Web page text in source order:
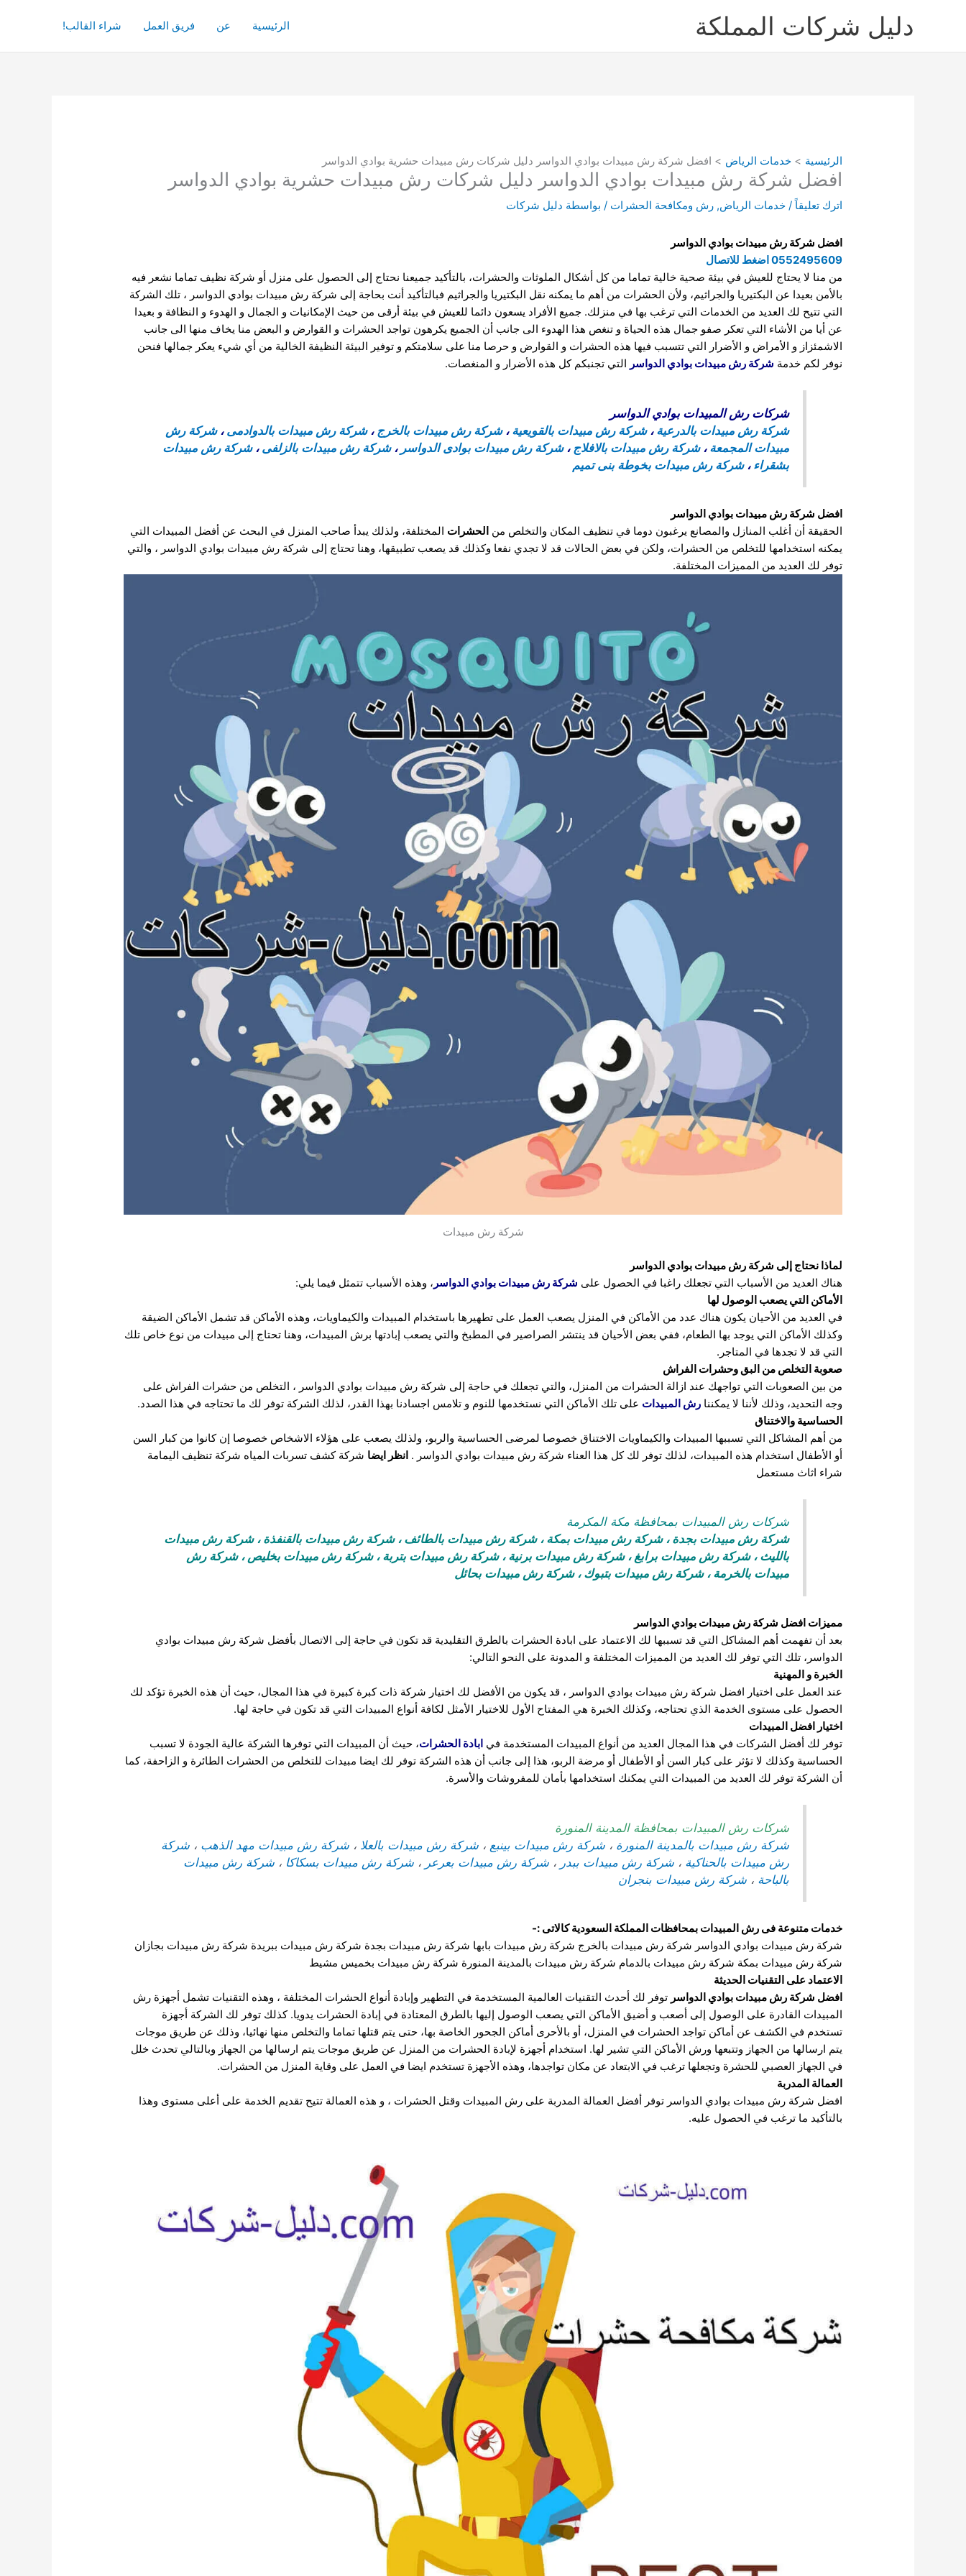
دليل شركات المملكة الرئيسية عن فريق العمل شراء القالب!
الرئيسية خدمات الرياض افضل شركة رش مبيدات بوادي الدواسر دليل شركات رش مبيدات حشرية بوادي الدواسر
افضل شركة رش مبيدات بوادي الدواسر دليل شركات رش مبيدات حشرية بوادي الدواسر
اترك تعليقاً /خدمات الرياض,رش ومكافحة الحشرات / بواسطة دليل شركات
افضل شركة رش مبيدات بوادي الدواسر
0552495609 اضغط للاتصال
من منا لا يحتاج للعيش في بيئة صحية خالية تماما من كل أشكال الملوثات والحشرات، بالتأكيد جميعنا نحتاج إلى الحصول على منزل أو شركة نظيف تماما نشعر فيه
بالأمن بعيدا عن البكتيريا والجراثيم، ولأن الحشرات من أهم ما يمكنه نقل البكتيريا والجراثيم فبالتأكيد أنت بحاجة إلى شركة رش مبيدات بوادي الدواسر ، تلك الشركة
التي تتيح لك العديد من الخدمات التي ترغب بها في منزلك. جميع الأفراد يسعون دائما للعيش في بيئة أرقى من حيث الإمكانيات و الجمال و الهدوء و النظافة و بعيدا
عن أيا من الأشاء التي تعكر صفو جمال هذه الحياة و تنغص هذا الهدوء الى جانب أن الجميع يكرهون تواجد الحشرات و القوارض و البعض منا يخاف منها الى جانب
الاشمئزاز و الأمراض و الأضرار التي تتسبب فيها هذه الحشرات و القوارض و حرصا منا على سلامتكم و توفير البيئة النظيفة الخالية من أي شيء يعكر جمالها فنحن
نوفر لكم خدمة شركة رش مبيدات بوادي الدواسر التي تجنبكم كل هذه الأضرار و المنغصات.
شركات رش المبيدات بوادي الدواسر
شركة رش مبيدات بالدرعية ، شركة رش مبيدات بالقويعية ،شركة رش مبيدات بالخرج ،شركة رش مبيدات بالدوادمى ،شركة رش
مبيدات المجمعة ،شركة رش مبيدات بالافلاج ، شركة رش مبيدات بوادى الدواسر ،شركة رش مبيدات بالزلفى ،شركة رش مبيدات
بشقراء ،شركة رش مبيدات بخوطة بنى تميم
افضل شركة رش مبيدات بوادي الدواسر
الحقيقة أن أغلب المنازل والمصانع يرغبون دوما في تنظيف المكان والتخلص من الحشرات المختلفة، ولذلك يبدأ صاحب المنزل في البحث عن أفضل المبيدات التي
يمكنه استخدامها للتخلص من الحشرات، ولكن في بعض الحالات قد لا تجدي نفعا وكذلك قد يصعب تطبيقها، وهنا تحتاج إلى شركة رش مبيدات بوادي الدواسر ، والتي
توفر لك العديد من المميزات المختلفة.
شركة رش مبيدات
لماذا نحتاج إلى شركة رش مبيدات بوادي الدواسر
هناك العديد من الأسباب التي تجعلك راغبا في الحصول على شركة رش مبيدات بوادي الدواسر ، وهذه الأسباب تتمثل فيما يلي:
الأماكن التي يصعب الوصول لها
في العديد من الأحيان يكون هناك عدد من الأماكن في المنزل يصعب العمل على تطهيرها باستخدام المبيدات والكيماويات، وهذه الأماكن قد تشمل الأماكن الضيقة
وكذلك الأماكن التي يوجد بها الطعام، ففي بعض الأحيان قد ينتشر الصراصير في المطبخ والتي يصعب إبادتها برش المبيدات، وهنا تحتاج إلى مبيدات من نوع خاص تلك
التي قد لا تجدها في المتاجر.
صعوبة التخلص من البق وحشرات الفراش
من بين الصعوبات التي تواجهك عند ازالة الحشرات من المنزل، والتي تجعلك في حاجة إلى شركة رش مبيدات بوادي الدواسر ، التخلص من حشرات الفراش على
وجه التحديد، وذلك لأننا لا يمكننارش المبيدات على تلك الأماكن التي نستخدمها للنوم و تلامس اجسادنا بهذا القدر، لذلك الشركة توفر لك ما تحتاجه في هذا الصدد.
الحساسية والاختناق
من أهم المشاكل التي تسببها المبيدات والكيماويات الاختناق خصوصا لمرضى الحساسية والربو، ولذلك يصعب على هؤلاء الاشخاص خصوصا إن كانوا من كبار السن
أو الأطفال استخدام هذه المبيدات، لذلك توفر لك كل هذا العناء شركة رش مبيدات بوادي الدواسر .انظر ايضا شركة كشف تسربات المياه شركة تنظيف اليمامة
شراء اثاث مستعمل
شركات رش المبيدات بمحافظة مكة المكرمة
شركة رش مبيدات بجدة ،شركة رش مبيدات بمكة ،شركة رش مبيدات بالطائف ،شركة رش مبيدات بالقنفذة ، شركة رش مبيدات
بالليث ، شركة رش مبيدات برابغ ،شركة رش مبيدات برنية ،شركة رش مبيدات بتربة ،شركة رش مبيدات بخليص ،شركة رش
مبيدات بالخرمة ، شركة رش مبيدات بتبوك ،شركة رش مبيدات بحائل
مميزات افضل شركة رش مبيدات بوادي الدواسر
بعد أن تفهمت أهم المشاكل التي قد تسببها لك الاعتماد على ابادة الحشرات بالطرق التقليدية قد تكون في حاجة إلى الاتصال بأفضل شركة رش مبيدات بوادي
الدواسر، تلك التي توفر لك العديد من المميزات المختلفة و المدونة على النحو التالي:
الخبرة و المهنية
عند العمل على اختيار افضل شركة رش مبيدات بوادي الدواسر ، قد يكون من الأفضل لك اختيار شركة ذات كبرة كبيرة في هذا المجال، حيث أن هذه الخبرة تؤكد لك
الحصول على مستوى الخدمة الذي تحتاجه، وكذلك الخبرة هي المفتاح الأول للاختيار الأمثل لكافة أنواع المبيدات التي قد تكون في حاجة لها.
اختيار افضل المبيدات
توفر لك أفضل الشركات في هذا المجال العديد من أنواع المبيدات المستخدمة فيابادة الحشرات، حيث أن المبيدات التي توفرها الشركة عالية الجودة لا تسبب
الحساسية وكذلك لا تؤثر على كبار السن أو الأطفال أو مرضة الربو، هذا إلى جانب أن هذه الشركة توفر لك ايضا مبيدات للتخلص من الحشرات الطائرة و الزاحفة، كما
أن الشركة توفر لك العديد من المبيدات التي يمكنك استخدامها بأمان للمفروشات والأسرة.
شركات رش المبيدات بمحافظة المدينة المنورة
شركة رش مبيدات بالمدينة المنورة ،شركة رش مبيدات بينبع ، شركة رش مبيدات بالعلا ، شركة رش مبيدات مهد الذهب ،شركة
رش مبيدات بالحناكية ،شركة رش مبيدات ببدر ،شركة رش مبيدات بعرعر ، شركة رش مبيدات بسكاكا ،شركة رش مبيدات
بالباحة ، شركة رش مبيدات بنجران
خدمات متنوعة فى رش المبيدات بمحافظات المملكة السعودية كالاتى :-
شركة رش مبيدات بوادي الدواسر شركة رش مبيدات بالخرج شركة رش مبيدات بابها شركة رش مبيدات بجدة شركة رش مبيدات ببريدة شركة رش مبيدات بجازان
شركة رش مبيدات بمكة شركة رش مبيدات بالدمام شركة رش مبيدات بالمدينة المنورة شركة رش مبيدات بخميس مشيط
الاعتماد على التقنيات الحديثة
افضل شركة رش مبيدات بوادي الدواسر توفر لك أحدث التقنيات العالمية المستخدمة في التطهير وإبادة أنواع الحشرات المختلفة ، وهذه التقنيات تشمل أجهزة رش
المبيدات القادرة على الوصول إلى أصعب و أضيق الأماكن التي يصعب الوصول إليها بالطرق المعتادة في إبادة الحشرات يدويا. كذلك توفر لك الشركة أجهزة
تستخدم في الكشف عن أماكن تواجد الحشرات في المنزل، أو بالأحرى أماكن الجحور الخاصة بها، حتى يتم قتلها تماما والتخلص منها نهائيا، وذلك عن طريق موجات
يتم ارسالها من الجهاز وتتبعها ورش الأماكن التي تشير لها. استخدام أجهزة لإبادة الحشرات من المنزل عن طريق موجات يتم ارسالها من الجهاز وبالتالي تحدث خلل
في الجهاز العصبي للحشرة وتجعلها ترغب في الابتعاد عن مكان تواجدها، وهذه الأجهزة تستخدم ايضا في العمل على وقاية المنزل من الحشرات.
العمالة المدربة
افضل شركة رش مبيدات بوادي الدواسر توفر أفضل العمالة المدربة على رش المبيدات وقتل الحشرات ، و هذه العمالة تتيح تقديم الخدمة على أعلى مستوى وهذا
بالتأكيد ما ترغب في الحصول عليه.